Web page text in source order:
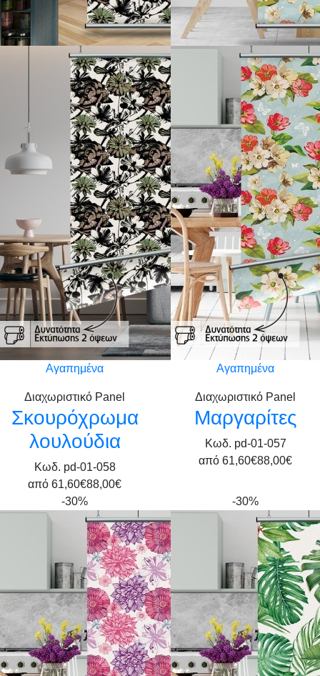
Αγαπημένα
Διαχωριστικό Panel
Σκουρόχρωμα
λουλούδια
Κωδ. pd-01-058
από 61,60€88,00€
Αγαπημένα
Διαχωριστικό Panel
Μαργαρίτες
Κωδ. pd-01-057
από 61,60€88,00€
-30% -30%